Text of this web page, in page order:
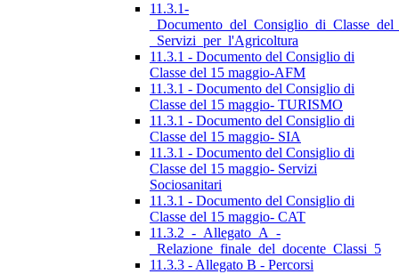
11.3.1-
_Servizi_per_l'Agricoltura
11.3.1 - Documento del Consiglio di
Classe del 15 maggio-AFM
11.3.1 - Documento del Consiglio di
Classe del 15 maggio- TURISMO
11.3.1 - Documento del Consiglio di
Classe del 15 maggio- SIA
11.3.1 - Documento del Consiglio di
Classe del 15 maggio- Servizi
Sociosanitari
11.3.1 - Documento del Consiglio di
Classe del 15 maggio- CAT
11.3.2_-_Allegato_A_-
_Relazione_finale_del_docente_Classi_5
11.3.3 - Allegato B - Percorsi